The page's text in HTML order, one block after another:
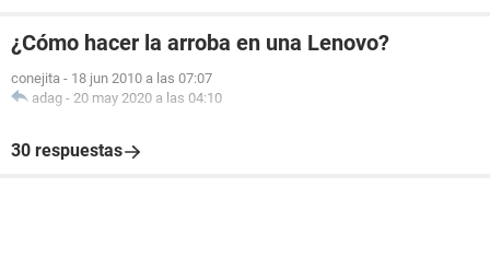
¿Cómo hacer la arroba en una Lenovo?
conejita - 18 jun 2010 a las 07:07
adag - 20 may 2020 a las 04:10
30 respuestas